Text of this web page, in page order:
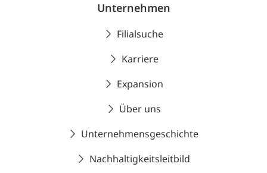
Unternehmen
Filialsuche
Karriere
Expansion
Über uns
Unternehmensgeschichte
Nachhaltigkeitsleitbild